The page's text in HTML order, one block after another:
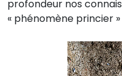
profondeur nos
« phénomène princier »